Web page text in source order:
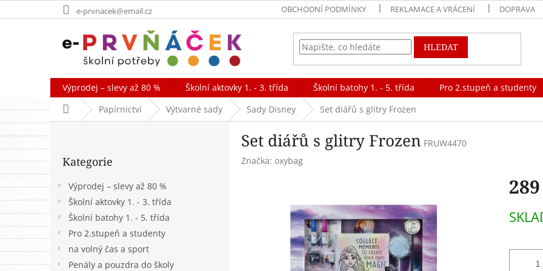
na
e-prvnacek@email.cz OBCHODNÍ PODMÍNKY REKLAMACE A VRÁCENÍ DOPRAVA
HLEDAT
Výprodej – slevy až 80 % Školní aktovky 1. - 3. třída Školní batohy 1. - 5. třída Pro 2.stupeň a studenty
Domů Papírnictví Výtvarné sady Sady Disney Set diářů s glitry Frozen
P
kategorie
Kategorie
Výprodej – slevy až 80 %
Školní aktovky 1. - 3. třída
Školní batohy 1. - 5. třída
Pro 2.stupeň a studenty
na volný čas a sport
Penály a pouzdra do školy
Set diářů s glitry Frozen FRUW4470
Značka: oxybag
cena: